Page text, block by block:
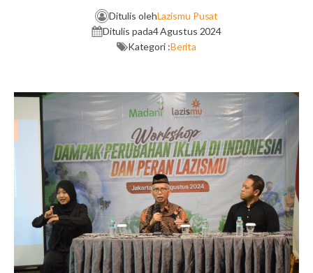
Ditulis olehLazismu Pusat
Ditulis pada4 Agustus 2024
Kategori :Berita